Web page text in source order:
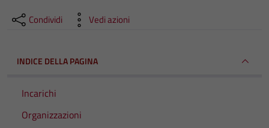
Condividi Vedi azioni
INDICE DELLA PAGINA
Incarichi
Organizzazioni